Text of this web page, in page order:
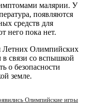
малярии. У
появляются
средств для
него пока нет.
Летних Олимпийских
связи со вспышкой
о безопасности
земле.
Олимпийские игры